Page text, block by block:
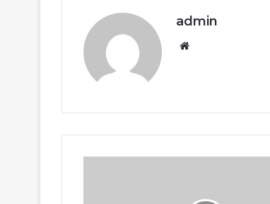
admin